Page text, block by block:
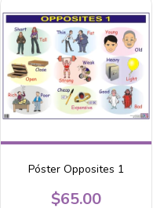
Póster Opposites 1
$65.00